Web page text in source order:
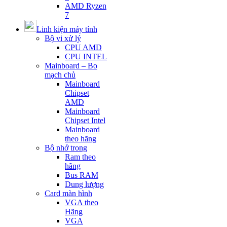
AMD Ryzen
7
Linh kiện máy tính
Bộ vi xử lý
CPU AMD
CPU INTEL
Mainboard – Bo
mạch chủ
Mainboard
Chipset
AMD
Mainboard
Chipset Intel
Mainboard
theo hãng
Bộ nhớ trong
Ram theo
hãng
Bus RAM
Dung lượng
Card màn hình
VGA theo
Hãng
VGA